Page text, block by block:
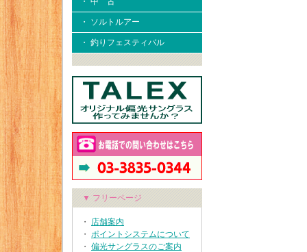
・ ソルトルアー
・ 釣りフェスティバル
▼ フリーページ
・ 店舗案内
・ ポイントシステムについて
・ 偏光サングラスのご案内